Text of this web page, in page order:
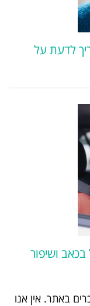
לדעת על
ושיפור
באתר. אין אנו